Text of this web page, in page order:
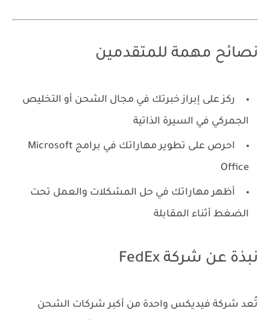
نصائح مهمة للمتقدمين
ركز على إبراز خبرتك في مجال الشحن أو التخليص
الجمركي في السيرة الذاتية
احرص على تطوير مهاراتك في برامج Microsoft
Office
أظهر مهاراتك في حل المشكلات والعمل تحت
الضغط أثناء المقابلة
نبذة عن شركة FedEx
تُعد شركة فيديكس واحدة من أكبر شركات الشحن